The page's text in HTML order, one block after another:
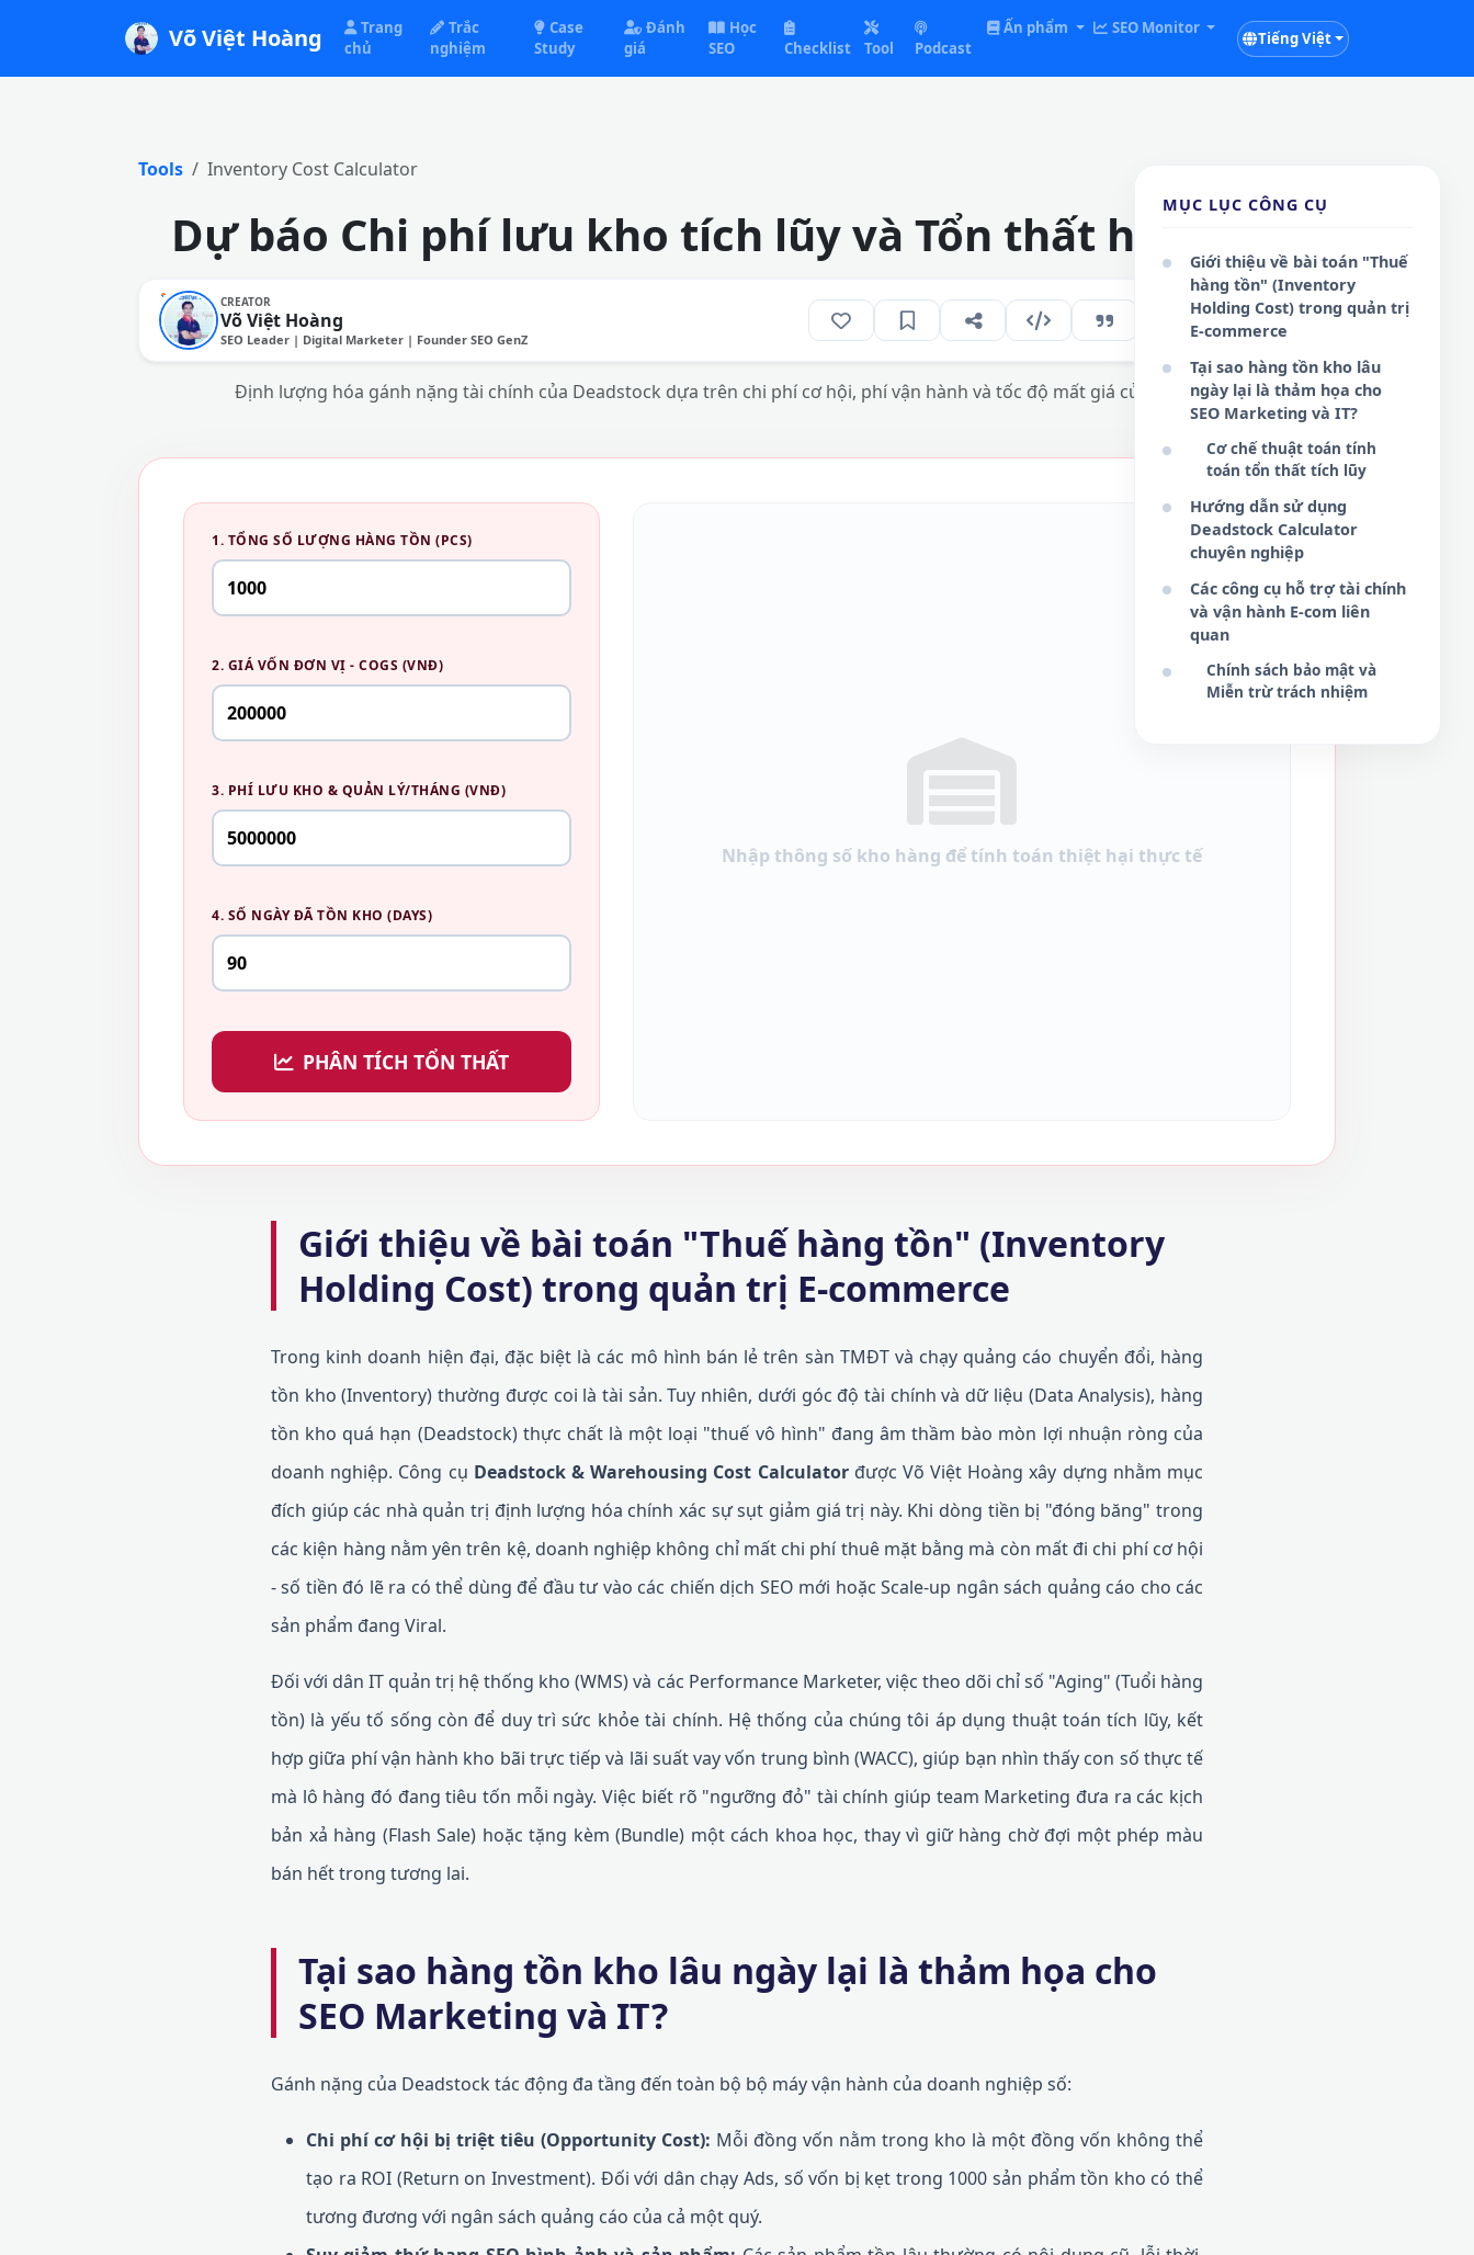
Võ Việt Hoàng
Trang
chủ
Trắc
nghiệm
Case
Study
Đánh
giá
Học
SEO
Checklist Tool Podcast
Ấn phẩm SEO Monitor
Tiếng Việt
Tools Inventory Cost Calculator
Dự báo Chi phí lưu kho tích lũy và Tổn thất hàng tồn
CREATOR
Võ Việt Hoàng
SEO Leader | Digital Marketer | Founder SEO GenZ
120
Định lượng hóa gánh nặng tài chính của Deadstock dựa trên chi phí cơ hội, phí vận hành và tốc độ mất giá của sản phẩm.
1. TỔNG SỐ LƯỢNG HÀNG TỒN (PCS)
2. GIÁ VỐN ĐƠN VỊ - COGS (VNĐ)
3. PHÍ LƯU KHO & QUẢN LÝ/THÁNG (VNĐ)
4. SỐ NGÀY ĐÃ TỒN KHO (DAYS)
PHÂN TÍCH TỔN THẤT
Nhập thông số kho hàng để tính toán thiệt hại thực tế
Giới thiệu về bài toán "Thuế hàng tồn" (Inventory
Holding Cost) trong quản trị E-commerce
Trong kinh doanh hiện đại, đặc biệt là các mô hình bán lẻ trên sàn TMĐT và chạy quảng cáo chuyển đổi, hàng
tồn kho (Inventory) thường được coi là tài sản. Tuy nhiên, dưới góc độ tài chính và dữ liệu (Data Analysis), hàng
tồn kho quá hạn (Deadstock) thực chất là một loại "thuế vô hình" đang âm thầm bào mòn lợi nhuận ròng của
doanh nghiệp. Công cụ Deadstock & Warehousing Cost Calculatorđược Võ Việt Hoàng xây dựng nhằm mục
đích giúp các nhà quản trị định lượng hóa chính xác sự sụt giảm giá trị này. Khi dòng tiền bị "đóng băng" trong
các kiện hàng nằm yên trên kệ, doanh nghiệp không chỉ mất chi phí thuê mặt bằng mà còn mất đi chi phí cơ hội
- số tiền đó lẽ ra có thể dùng để đầu tư vào các chiến dịch SEO mới hoặc Scale-up ngân sách quảng cáo cho các
sản phẩm đang Viral.
Đối với dân IT quản trị hệ thống kho (WMS) và các Performance Marketer, việc theo dõi chỉ số "Aging" (Tuổi hàng
tồn) là yếu tố sống còn để duy trì sức khỏe tài chính. Hệ thống của chúng tôi áp dụng thuật toán tích lũy, kết
hợp giữa phí vận hành kho bãi trực tiếp và lãi suất vay vốn trung bình (WACC), giúp bạn nhìn thấy con số thực tế
mà lô hàng đó đang tiêu tốn mỗi ngày. Việc biết rõ "ngưỡng đỏ" tài chính giúp team Marketing đưa ra các kịch
bản xả hàng (Flash Sale) hoặc tặng kèm (Bundle) một cách khoa học, thay vì giữ hàng chờ đợi một phép màu
bán hết trong tương lai.
Tại sao hàng tồn kho lâu ngày lại là thảm họa cho
SEO Marketing và IT?
Gánh nặng của Deadstock tác động đa tầng đến toàn bộ bộ máy vận hành của doanh nghiệp số:
Chi phí cơ hội bị triệt tiêu (Opportunity Cost): Mỗi đồng vốn nằm trong kho là một đồng vốn không thể
tạo ra ROI (Return on Investment). Đối với dân chạy Ads, số vốn bị kẹt trong 1000 sản phẩm tồn kho có thể
tương đương với ngân sách quảng cáo của cả một quý.
MỤC LỤC CÔNG CỤ
Giới thiệu về bài toán "Thuế
hàng tồn" (Inventory
Holding Cost) trong quản trị
E-commerce
Tại sao hàng tồn kho lâu
ngày lại là thảm họa cho
SEO Marketing và IT?
Cơ chế thuật toán tính
toán tổn thất tích lũy
Hướng dẫn sử dụng
Deadstock Calculator
chuyên nghiệp
Các công cụ hỗ trợ tài chính
và vận hành E-com liên
quan
Chính sách bảo mật và
Miễn trừ trách nhiệm